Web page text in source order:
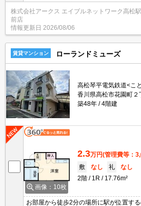
るのもポイント。セキュリティ面は、
クなどを設置しているので安全面でも優
エレベータ・バイク置場など様々な設備
で便利です。
株式会社アークス エイブルネットワーク高松駅
前店
情報更新日 2026/08/06
賃貸マンション ローランドミューズ
高松琴平電気鉄道<こ
香川県高松市花園町２
築48年
4階建
画像：10枚
2.3万円(管理費等：
敷
なし 礼
なし
2階
1R 17.76m²
お部屋から徒歩2分の場所に駅が位置す